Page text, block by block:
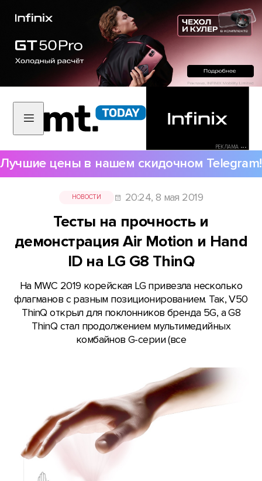
РЕКЛАМА •••
Лучшие цены в нашем скидочном Telegram!
НОВОСТИ 20:24, 8 мая 2019
Тесты на прочность и
демонстрация Air Motion и Hand
ID на LG G8 ThinQ
На MWC 2019 корейская LG привезла несколько
флагманов с разным позиционированием. Так, V50
ThinQ открыл для поклонников бренда 5G, а G8
ThinQ стал продолжением мультимедийных
комбайнов G-серии (все